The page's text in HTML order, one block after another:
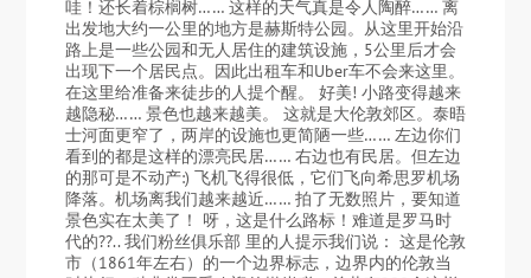
哇！还长着棕榈树…… 这样的天气真是令人陶醉…… 离
出发地大约一公里的地方是赫斯特公园。从这里开始沿
路上是一些公园和无人居住的建筑设施，5公里后才会
出现下一个居民点。因此出租车和Uber车不会来这里。
在这里给准备来徒步的人提个醒。 好美! 小路变得越来
越隐秘…… 景色也越来越美。 这就是大伦敦郊区。泰晤
士河面更窄了，两岸的设施也更简陋一些…… 左边你们
看到的都是这样的漂亮民居…… 右边也有民居。但左边
的那可是不动产:) 飞机飞得很低，它们飞向希思罗机场
降落。机场离我们越来越近…… 拍了无数照片，要知道
景色实在太美了！ 呀，这是什么路标！难道是罗马时
代的??.. 我们粉丝俱乐部 里的人提示我们说： 这是伦敦
市（1861年左右）的一个边界标志，边界内的伦敦当